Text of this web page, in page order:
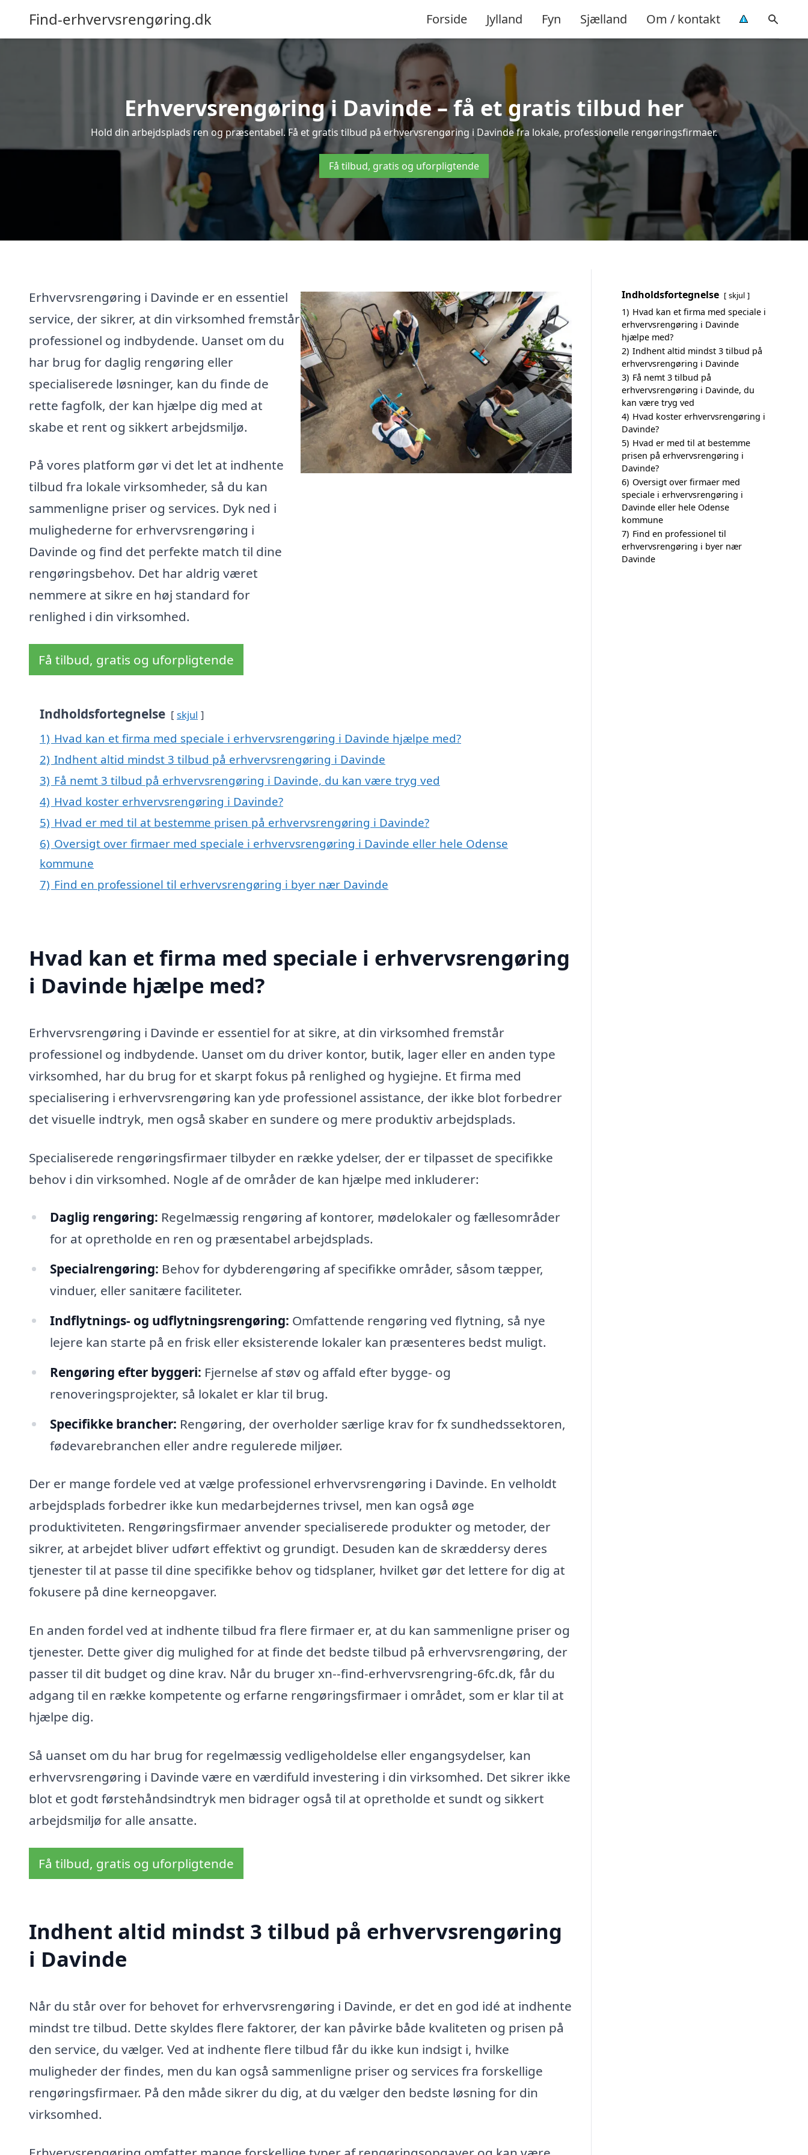
Find-erhvervsrengøring.dk Forside Jylland Fyn Sjælland Om / kontakt
Erhvervsrengøring i Davinde – få et gratis tilbud her
Hold din arbejdsplads ren og præsentabel. Få et gratis tilbud på erhvervsrengøring i Davinde fra lokale, professionelle rengøringsfirmaer.
Få tilbud, gratis og uforpligtende
Erhvervsrengøring i Davinde er en essentiel
service, der sikrer, at din virksomhed fremstår
professionel og indbydende. Uanset om du
har brug for daglig rengøring eller
specialiserede løsninger, kan du finde de
rette fagfolk, der kan hjælpe dig med at
skabe et rent og sikkert arbejdsmiljø.
På vores platform gør vi det let at indhente
tilbud fra lokale virksomheder, så du kan
sammenligne priser og services. Dyk ned i
mulighederne for erhvervsrengøring i
Davinde og find det perfekte match til dine
rengøringsbehov. Det har aldrig været
nemmere at sikre en høj standard for
renlighed i din virksomhed.
Få tilbud, gratis og uforpligtende
Indholdsfortegnelse skjul
1) Hvad kan et firma med speciale i erhvervsrengøring i Davinde hjælpe med?
2) Indhent altid mindst 3 tilbud på erhvervsrengøring i Davinde
3) Få nemt 3 tilbud på erhvervsrengøring i Davinde, du kan være tryg ved
4) Hvad koster erhvervsrengøring i Davinde?
5) Hvad er med til at bestemme prisen på erhvervsrengøring i Davinde?
6) Oversigt over firmaer med speciale i erhvervsrengøring i Davinde eller hele Odense
kommune
7) Find en professionel til erhvervsrengøring i byer nær Davinde
Hvad kan et firma med speciale i erhvervsrengøring
i Davinde hjælpe med?
Erhvervsrengøring i Davinde er essentiel for at sikre, at din virksomhed fremstår
professionel og indbydende. Uanset om du driver kontor, butik, lager eller en anden type
virksomhed, har du brug for et skarpt fokus på renlighed og hygiejne. Et firma med
specialisering i erhvervsrengøring kan yde professionel assistance, der ikke blot forbedrer
det visuelle indtryk, men også skaber en sundere og mere produktiv arbejdsplads.
Specialiserede rengøringsfirmaer tilbyder en række ydelser, der er tilpasset de specifikke
behov i din virksomhed. Nogle af de områder de kan hjælpe med inkluderer:
Daglig rengøring: Regelmæssig rengøring af kontorer, mødelokaler og fællesområder
for at opretholde en ren og præsentabel arbejdsplads.
Specialrengøring: Behov for dybderengøring af specifikke områder, såsom tæpper,
vinduer, eller sanitære faciliteter.
Indflytnings- og udflytningsrengøring: Omfattende rengøring ved flytning, så nye
lejere kan starte på en frisk eller eksisterende lokaler kan præsenteres bedst muligt.
Rengøring efter byggeri: Fjernelse af støv og affald efter bygge- og
renoveringsprojekter, så lokalet er klar til brug.
Specifikke brancher: Rengøring, der overholder særlige krav for fx sundhedssektoren,
fødevarebranchen eller andre regulerede miljøer.
Der er mange fordele ved at vælge professionel erhvervsrengøring i Davinde. En velholdt
arbejdsplads forbedrer ikke kun medarbejdernes trivsel, men kan også øge
produktiviteten. Rengøringsfirmaer anvender specialiserede produkter og metoder, der
sikrer, at arbejdet bliver udført effektivt og grundigt. Desuden kan de skræddersy deres
tjenester til at passe til dine specifikke behov og tidsplaner, hvilket gør det lettere for dig at
fokusere på dine kerneopgaver.
En anden fordel ved at indhente tilbud fra flere firmaer er, at du kan sammenligne priser og
tjenester. Dette giver dig mulighed for at finde det bedste tilbud på erhvervsrengøring, der
passer til dit budget og dine krav. Når du bruger xn--find-erhvervsrengring-6fc.dk, får du
adgang til en række kompetente og erfarne rengøringsfirmaer i området, som er klar til at
hjælpe dig.
Så uanset om du har brug for regelmæssig vedligeholdelse eller engangsydelser, kan
erhvervsrengøring i Davinde være en værdifuld investering i din virksomhed. Det sikrer ikke
blot et godt førstehåndsindtryk men bidrager også til at opretholde et sundt og sikkert
arbejdsmiljø for alle ansatte.
Få tilbud, gratis og uforpligtende
Indhent altid mindst 3 tilbud på erhvervsrengøring
i Davinde
Når du står over for behovet for erhvervsrengøring i Davinde, er det en god idé at indhente
mindst tre tilbud. Dette skyldes flere faktorer, der kan påvirke både kvaliteten og prisen på
den service, du vælger. Ved at indhente flere tilbud får du ikke kun indsigt i, hvilke
muligheder der findes, men du kan også sammenligne priser og services fra forskellige
rengøringsfirmaer. På den måde sikrer du dig, at du vælger den bedste løsning for din
virksomhed.
Indholdsfortegnelse skjul
1) Hvad kan et firma med speciale i
erhvervsrengøring i Davinde
hjælpe med?
2) Indhent altid mindst 3 tilbud på
erhvervsrengøring i Davinde
3) Få nemt 3 tilbud på
erhvervsrengøring i Davinde, du
kan være tryg ved
4) Hvad koster erhvervsrengøring i
Davinde?
5) Hvad er med til at bestemme
prisen på erhvervsrengøring i
Davinde?
6) Oversigt over firmaer med
speciale i erhvervsrengøring i
Davinde eller hele Odense
kommune
7) Find en professionel til
erhvervsrengøring i byer nær
Davinde